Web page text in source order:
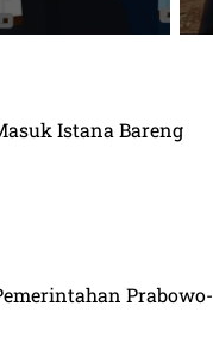
Istana Bareng
Prabowo-